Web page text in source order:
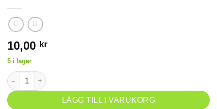
10,00 kr
5 i lager
Servett 33x33cm 20-p Ornament Röd mängd
LÄGG TILL I VARUKORG